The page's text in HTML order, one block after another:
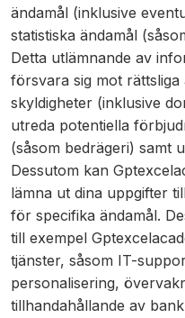
ändamål (inklusive
statistiska ändamål
Detta utlämnande av
försvara sig mot
skyldigheter (inklusive
utreda potentiella
(såsom bedrägeri) samt
Dessutom kan
lämna ut dina uppgifter
för specifika ändamål.
till exempel
tjänster, såsom IT-
personalisering,
tillhandahållande av